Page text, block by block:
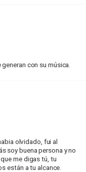
con su música.
olvidado, fui al
soy buena persona y no
me digas tú, tu
están a tu alcance.